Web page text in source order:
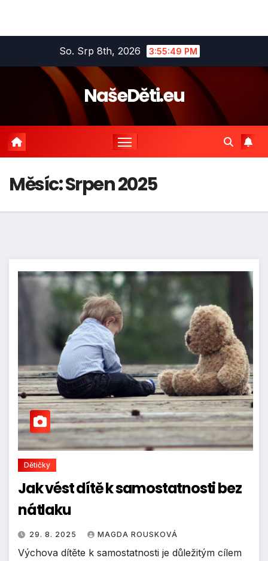
So. Srp 8th, 2026 3:55:49 PM
NašeDěti.eu
Měsíc:Srpen 2025
Dětičky
Jak vést dítě k samostatnosti bez
nátlaku
29. 8. 2025 MAGDA ROUSKOVÁ
Výchova dítěte k samostatnosti je důležitým cílem